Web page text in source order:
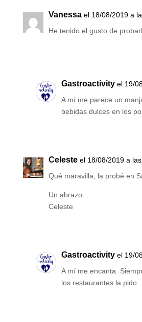
Vanessa el 18/08/2019 a
He tenido el gusto de
Gastroactivity el 19/
A mí me parece un
bebidas dulces en los
Celeste el 18/08/2019 a
Qué maravilla, la probé en
Un abrazo
Celeste
Gastroactivity el 19/
A mí me encanta.
los restaurantes la pido